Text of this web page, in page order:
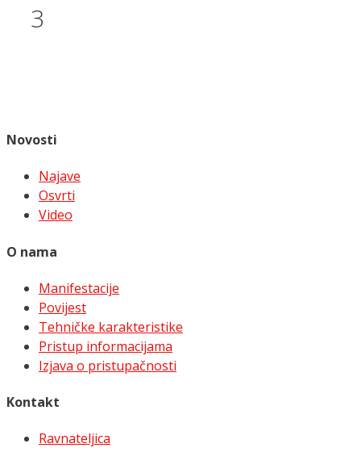
3
Novosti
Najave
Osvrti
Video
O nama
Manifestacije
Povijest
Tehničke karakteristike
Pristup informacijama
Izjava o pristupačnosti
Kontakt
Ravnateljica